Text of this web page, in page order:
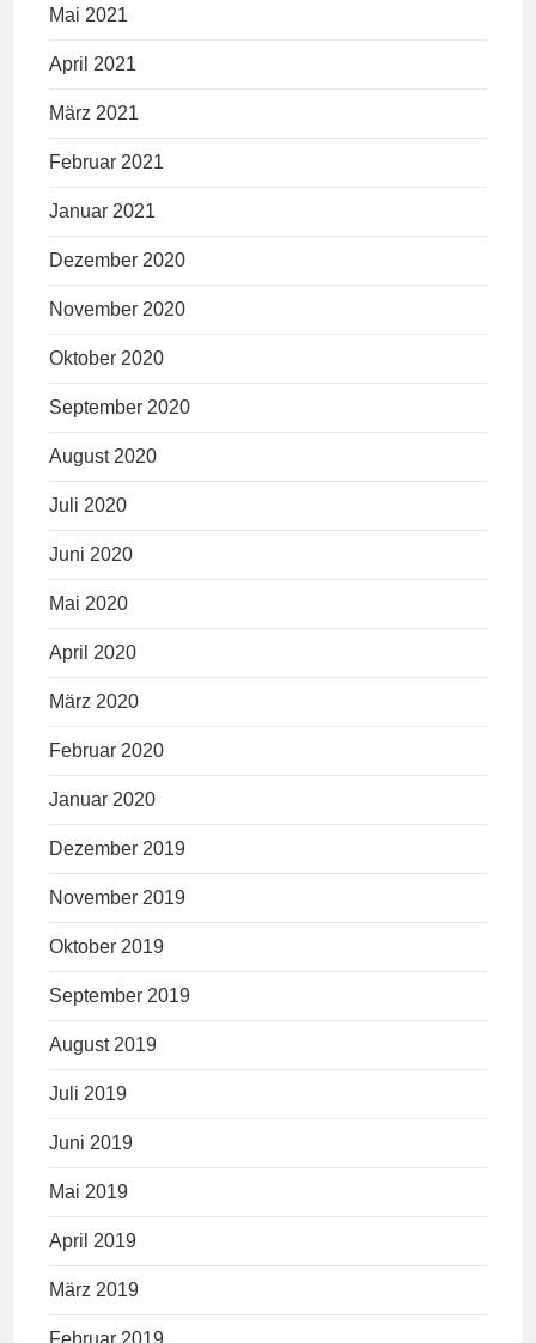
Mai 2021
April 2021
März 2021
Februar 2021
Januar 2021
Dezember 2020
November 2020
Oktober 2020
September 2020
August 2020
Juli 2020
Juni 2020
Mai 2020
April 2020
März 2020
Februar 2020
Januar 2020
Dezember 2019
November 2019
Oktober 2019
September 2019
August 2019
Juli 2019
Juni 2019
Mai 2019
April 2019
März 2019